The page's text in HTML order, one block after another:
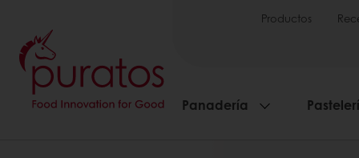
Productos
Panadería